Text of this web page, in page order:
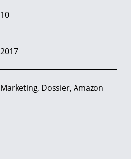
10
2017
Marketing, Dossier, Amazon